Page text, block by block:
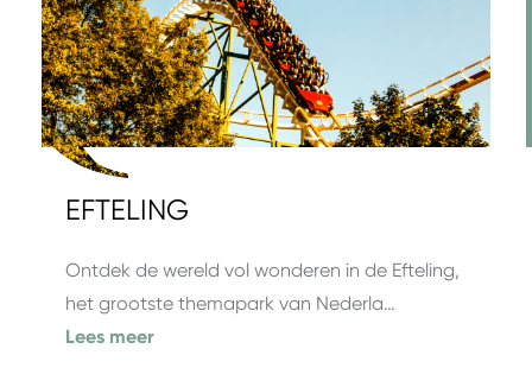
EFTELING
Ontdek de wereld vol wonderen in de Efteling,
het grootste themapark van Nederla…
Lees meer